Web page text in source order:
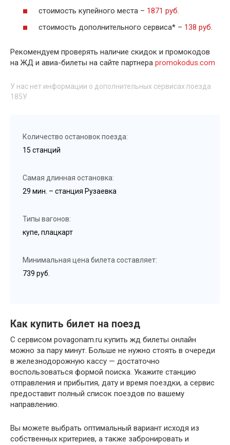
стоимость купейного места – 1871 руб.
стоимость дополнительного сервиса* – 138 руб.
Рекомендуем проверять наличие скидок и промокодов
на ЖД и авиа-билеты на сайте партнера promokodus.com
У нас нет информации о дополнительных сервисах поезда
185У
Количество остановок поезда:
15 станций
Самая длинная остановка:
29 мин. – станция Рузаевка
Типы вагонов:
купе, плацкарт
Минимальная цена билета составляет:
739 руб.
Как купить билет на поезд
С сервисом povagonam.ru купить жд билеты онлайн
можно за пару минут. Больше не нужно стоять в очереди
в железнодорожную кассу — достаточно
воспользоваться формой поиска. Укажите станцию
отправления и прибытия, дату и время поездки, а сервис
предоставит полный список поездов по вашему
направлению.
Вы можете выбрать оптимальный вариант исходя из
собственных критериев, а также забронировать и